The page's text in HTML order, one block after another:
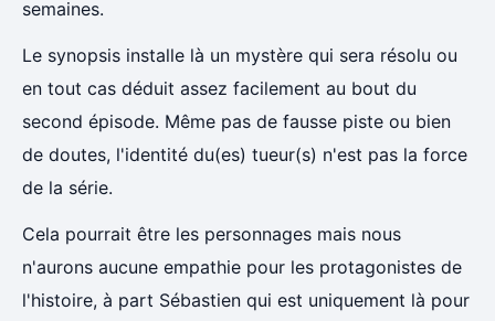
semaines.
Le synopsis installe là un mystère qui sera résolu ou
en tout cas déduit assez facilement au bout du
second épisode. Même pas de fausse piste ou bien
de doutes, l'identité du(es) tueur(s) n'est pas la force
de la série.
Cela pourrait être les personnages mais nous
n'aurons aucune empathie pour les protagonistes de
l'histoire, à part Sébastien qui est uniquement là pour